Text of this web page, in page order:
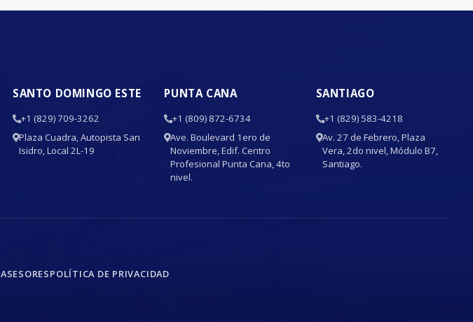
SANTO DOMINGO ESTE
+1 (829) 709-3262
Plaza Cuadra, Autopista San
Isidro, Local 2L-19
PUNTA CANA
+1 (809) 872-6734
Ave. Boulevard 1ero de
Noviembre, Edif. Centro
Profesional Punta Cana, 4to
nivel.
SANTIAGO
+1 (829) 583-4218
Av. 27 de Febrero, Plaza
Vera, 2do nivel, Módulo B7,
Santiago.
ASESORESPOLÍTICA DE PRIVACIDAD